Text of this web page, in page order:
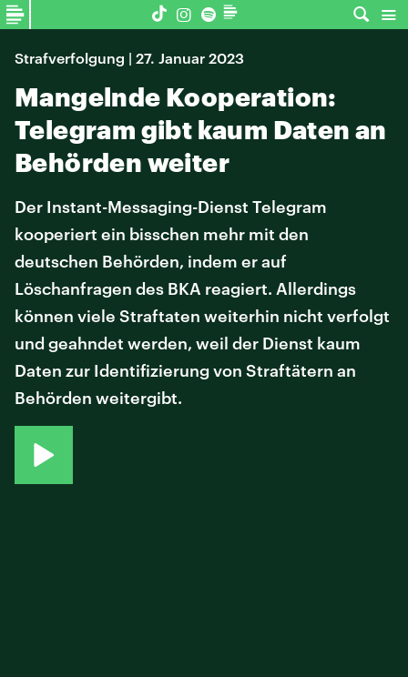
Strafverfolgung | 27. Januar 2023
Mangelnde Kooperation:
Telegram gibt kaum Daten an
Behörden weiter
Der Instant-Messaging-Dienst Telegram
kooperiert ein bisschen mehr mit den
deutschen Behörden, indem er auf
Löschanfragen des BKA reagiert. Allerdings
können viele Straftaten weiterhin nicht verfolgt
und geahndet werden, weil der Dienst kaum
Daten zur Identifizierung von Straftätern an
Behörden weitergibt.